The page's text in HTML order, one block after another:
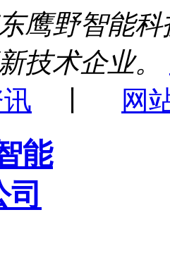
鹰野智能
技术企业。
网